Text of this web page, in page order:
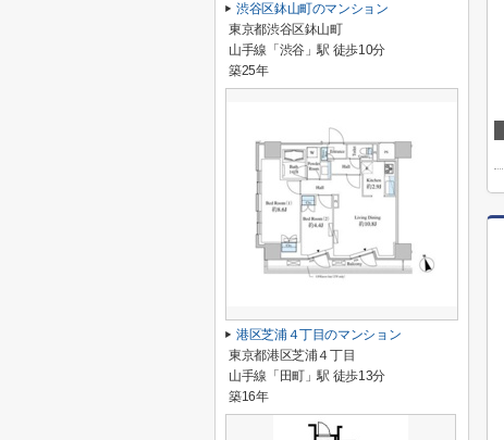
渋谷区鉢山町のマンション
東京都渋谷区鉢山町
山手線「渋谷」駅 徒歩10分
築25年
港区芝浦４丁目のマンション
東京都港区芝浦４丁目
山手線「田町」駅 徒歩13分
築16年